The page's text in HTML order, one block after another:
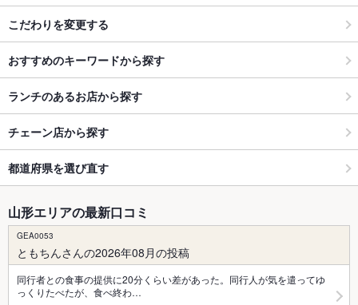
こだわりを変更する
おすすめのキーワードから探す
ランチのあるお店から探す
チェーン店から探す
都道府県を選び直す
山形エリアの最新口コミ
GEA0053
ともちんさんの2026年08月の投稿
同行者との食事の提供に20分くらい差があった。同行人が気を遣ってゆ
っくりたべたが、食べ終わ…